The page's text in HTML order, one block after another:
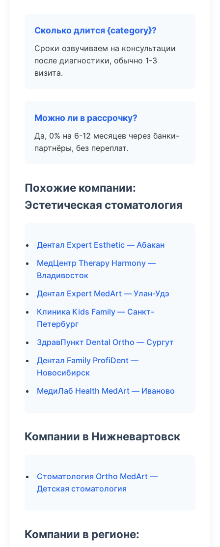
Сколько длится {category}?
Сроки озвучиваем на консультации
после диагностики, обычно 1-3
визита.
Можно ли в рассрочку?
Да, 0% на 6-12 месяцев через банки-
партнёры, без переплат.
Похожие компании:
Эстетическая стоматология
Дентал Expert Esthetic — Абакан
МедЦентр Therapy Harmony —
Владивосток
Дентал Expert MedArt — Улан-Удэ
Клиника Kids Family — Санкт-
Петербург
ЗдравПункт Dental Ortho — Сургут
Дентал Family ProfiDent —
Новосибирск
МедиЛаб Health MedArt — Иваново
Компании в Нижневартовск
Стоматология Ortho MedArt —
Детская стоматология
Компании в регионе: